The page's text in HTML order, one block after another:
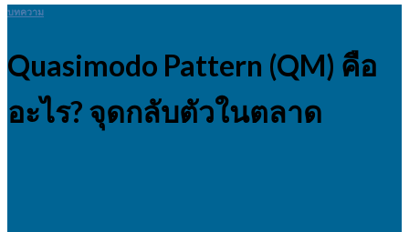
บทความ
Quasimodo Pattern (QM) คือ
อะไร? จุดกลับตัวในตลาด